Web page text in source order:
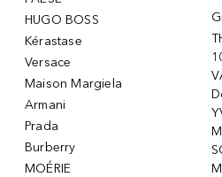
HUGO BOSS
Kérastase
Versace
Maison Margiela
Armani
Prada
Burberry
MOÉRIE